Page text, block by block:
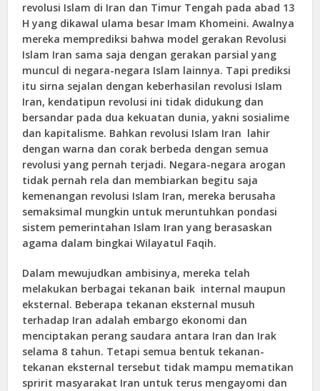
revolusi Islam di Iran dan Timur Tengah pada abad 13
H yang dikawal ulama besar Imam Khomeini. Awalnya
mereka memprediksi bahwa model gerakan Revolusi
Islam Iran sama saja dengan gerakan parsial yang
muncul di negara-negara Islam lainnya. Tapi prediksi
itu sirna sejalan dengan keberhasilan revolusi Islam
Iran, kendatipun revolusi ini tidak didukung dan
bersandar pada dua kekuatan dunia, yakni sosialime
dan kapitalisme. Bahkan revolusi Islam Iran lahir
dengan warna dan corak berbeda dengan semua
revolusi yang pernah terjadi. Negara-negara arogan
tidak pernah rela dan membiarkan begitu saja
kemenangan revolusi Islam Iran, mereka berusaha
semaksimal mungkin untuk meruntuhkan pondasi
sistem pemerintahan Islam Iran yang berasaskan
agama dalam bingkai Wilayatul Faqih.
Dalam mewujudkan ambisinya, mereka telah
melakukan berbagai tekanan baik internal maupun
eksternal. Beberapa tekanan eksternal musuh
terhadap Iran adalah embargo ekonomi dan
menciptakan perang saudara antara Iran dan Irak
selama 8 tahun. Tetapi semua bentuk tekanan-
tekanan eksternal tersebut tidak mampu mematikan
spririt masyarakat Iran untuk terus mengayomi dan